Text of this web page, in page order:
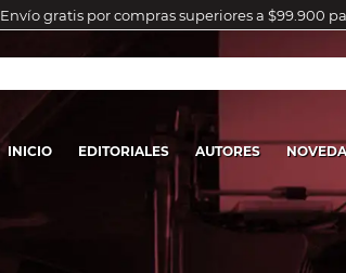
Envío gratis por compras superiores a $99.900
INICIO EDITORIALES AUTORES